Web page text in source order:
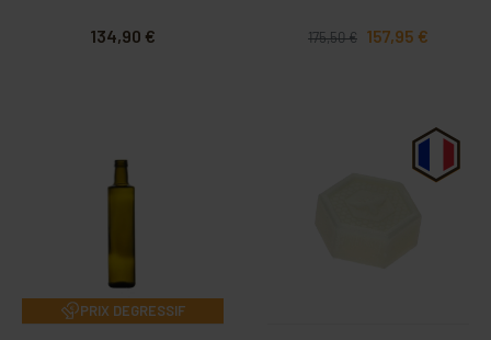
134,90 € 175,50 € 157,95 €
PRIX DEGRESSIF